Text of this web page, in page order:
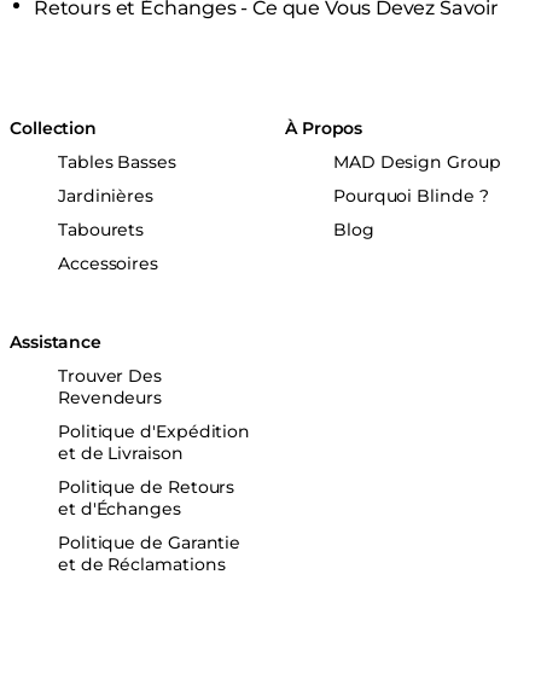
Retours et Échanges - Ce que Vous Devez Savoir
Collection
Tables Basses
Jardinières
Tabourets
Accessoires
À Propos
MAD Design Group
Pourquoi Blinde ?
Blog
Assistance
Trouver Des
Revendeurs
Politique d'Expédition
et de Livraison
Politique de Retours
et d'Échanges
Politique de Garantie
et de Réclamations